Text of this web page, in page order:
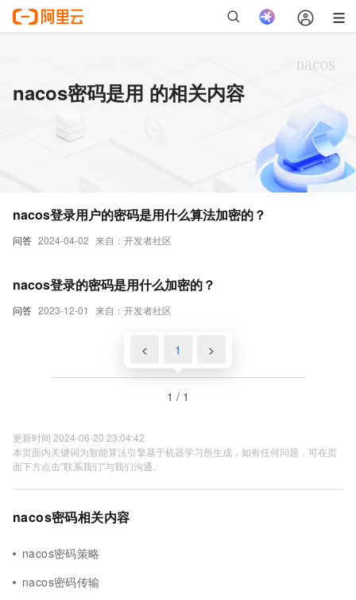
nacos密码是用 的相关内容
问答 2024-04-02 来自：开发者社区
nacos登录用户的密码是用什么算法加密的？
问答 2023-12-01 来自：开发者社区
nacos登录的密码是用什么加密的？
< 1 >
1 / 1
更新时间 2024-06-20 23:04:42
本页面内关键词为智能算法引擎基于机器学习所生成，如有任何问题，可在页
面下方点击"联系我们"与我们沟通。
nacos密码相关内容
nacos密码策略
nacos密码传输